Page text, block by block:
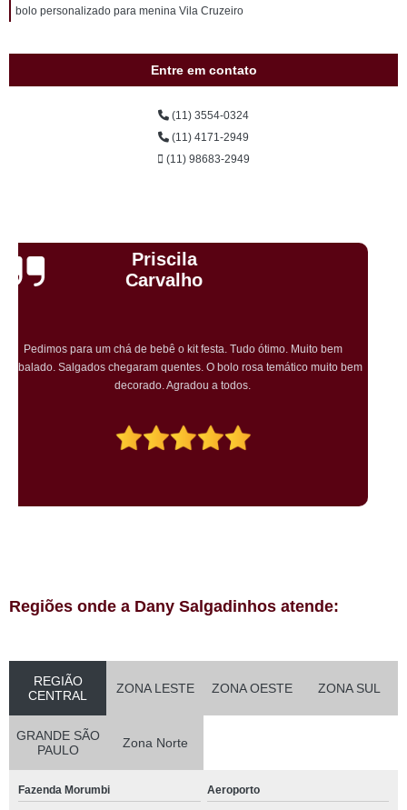
bolo personalizado para menina Vila Cruzeiro
Entre em contato
(11) 3554-0324
(11) 4171-2949
(11) 98683-2949
Cristiane Dramali de
Adorei os salgadinhos tradicionais e os vegetarianos que encomendei
para o aniversário da minha mãe! Todos os convidados gostaram muito! O
preço também foi excelente e tornarei a encomendar!
Regiões onde a Dany Salgadinhos atende:
REGIÃO
CENTRAL
ZONA LESTE ZONA OESTE ZONA SUL
GRANDE SÃO
PAULO
Zona Norte
Fazenda Morumbi Aeroporto